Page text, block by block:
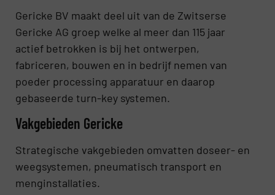
Gericke BV maakt deel uit van de Zwitserse
Gericke AG groep welke al meer dan 115 jaar
actief betrokken is bij het ontwerpen,
fabriceren, bouwen en in bedrijf nemen van
poeder processing apparatuur en daarop
gebaseerde turn-key systemen.
Vakgebieden Gericke
Strategische vakgebieden omvatten doseer- en
weegsystemen, pneumatisch transport en
menginstallaties.